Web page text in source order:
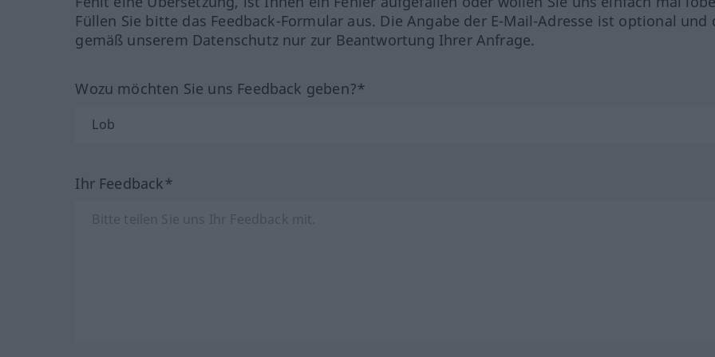
Füllen Sie bitte das Feedback-Formular aus. Die Angabe der E-Mail-Adresse ist optional und
gemäß unserem Datenschutz nur zur Beantwortung Ihrer Anfrage.
Wozu möchten Sie uns Feedback geben?*
Ihr Feedback*